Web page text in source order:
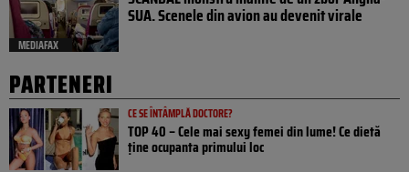
MEDIAFAX
SUA. Scenele din avion au devenit virale
PARTENERI
CE SE ÎNTÂMPLĂ DOCTORE?
TOP 40 – Cele mai sexy femei din lume! Ce dietă
ține ocupanta primului loc